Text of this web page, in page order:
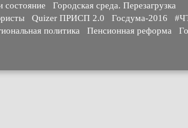
Городская среда. Перезагрузка
Quizer ПРИСП 2.0 Госдума-2016
политика Пенсионная реформа